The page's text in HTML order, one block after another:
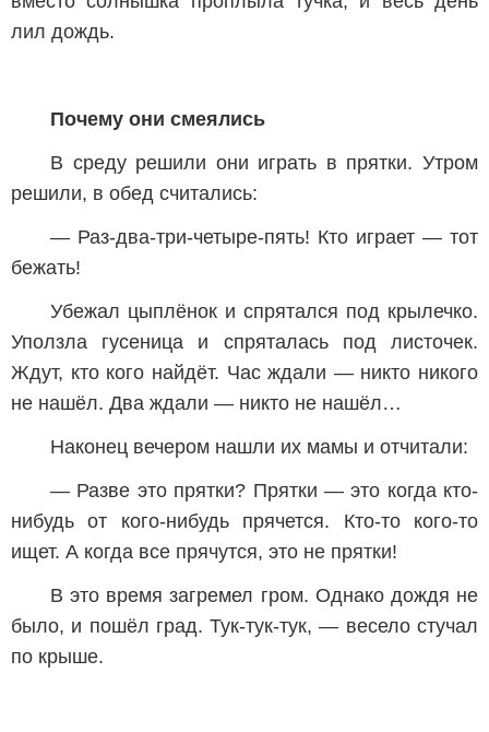
лил дождь.
Почему они смеялись
В среду решили они играть в прятки. Утром
решили, в обед считались:
— Раз-два-три-четыре-пять! Кто играет — тот
бежать!
Убежал цыплёнок и спрятался под крылечко.
Уползла гусеница и спряталась под листочек.
Ждут, кто кого найдёт. Час ждали — никто никого
не нашёл. Два ждали — никто не нашёл…
Наконец вечером нашли их мамы и отчитали:
— Разве это прятки? Прятки — это когда кто-
нибудь от кого-нибудь прячется. Кто-то кого-то
ищет. А когда все прячутся, это не прятки!
В это время загремел гром. Однако дождя не
было, и пошёл град. Тук-тук-тук, — весело стучал
по крыше.